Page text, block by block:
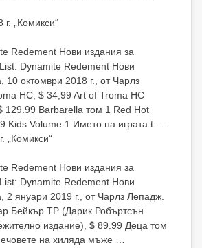
„Комикси“
Redement Нови издания за
Dynamite Redement Нови
10 октомври 2018 г., от Чарлз
HC, $ 34,99 Art of Troma HC
129.99 Barbarella том 1 Red Hot
Kids Volume 1 Името на играта t …
„Комикси“
Redement Нови издания за
Dynamite Redement Нови
2 януари 2019 г., от Чарлз Лепадж.
Бейкър TP (Дарик Робъртсън
издание), $ 89.99 Деца том
на хиляда мъже …